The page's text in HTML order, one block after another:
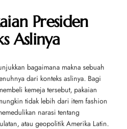
Presiden
Aslinya
bagaimana makna sebuah
dari konteks aslinya. Bagi
kemeja tersebut, pakaian
tidak lebih dari item fashion
narasi tentang
atau geopolitik Amerika Latin.